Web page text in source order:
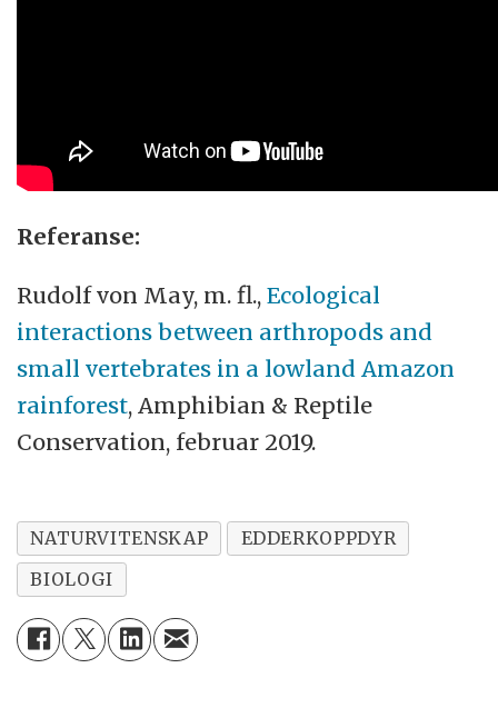
Referanse:
Rudolf von May, m. fl.,Ecological
interactions between arthropods and
small vertebrates in a lowland Amazon
rainforest, Amphibian & Reptile
Conservation, februar 2019.
NATURVITENSKAP
EDDERKOPPDYR
BIOLOGI